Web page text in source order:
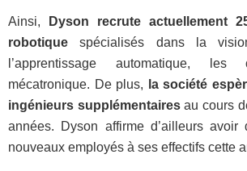
Ainsi, Dyson recrute actuellement
robotique spécialisés dans la
l’apprentissage automatique,
mécatronique. De plus, la société
ingénieurs supplémentairesau cours
années. Dyson affirme d’ailleurs
nouveaux employés à ses effectifs cette